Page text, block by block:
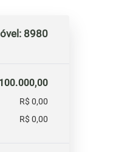
8980
R$ 0,00
R$ 0,00